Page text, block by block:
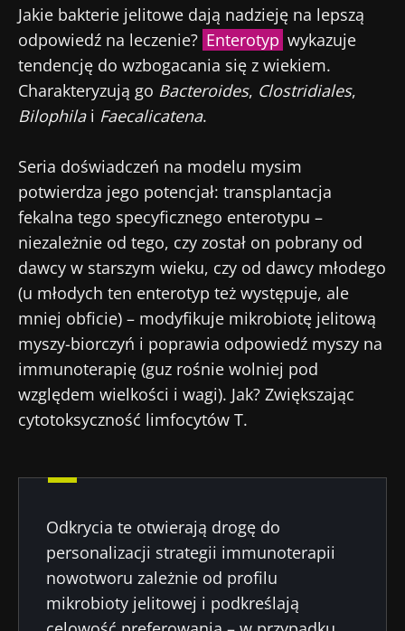
Jakie bakterie jelitowe dają nadzieję na lepszą
odpowiedź na leczenie? Enterotyp wykazuje
tendencję do wzbogacania się z wiekiem.
Charakteryzują go Bacteroides, Clostridiales,
Bilophilai Faecalicatena.
Seria doświadczeń na modelu mysim
potwierdza jego potencjał: transplantacja
fekalna tego specyficznego enterotypu –
niezależnie od tego, czy został on pobrany od
dawcy w starszym wieku, czy od dawcy młodego
(u młodych ten enterotyp też występuje, ale
mniej obficie) – modyfikuje mikrobiotę jelitową
myszy-biorczyń i poprawia odpowiedź myszy na
immunoterapię (guz rośnie wolniej pod
względem wielkości i wagi). Jak? Zwiększając
cytotoksyczność limfocytów T.
Odkrycia te otwierają drogę do
personalizacji strategii immunoterapii
nowotworu zależnie od profilu
mikrobioty jelitowej i podkreślają
Przekierowanie
Zamierzasz przekierować i opuszczać naszą
stronę internetową
Zostać przekierowany
Pobyt na stronie internetowej Instytutu
Microbiota BioCodex
Bądź na bieżąco
Dołącz do społeczności mikrobioty dla
pracowników ochrony zdrowia i odbieraj
„Microbiota Digest” i „Magazyn dla
bieżąco z najnowszymi informacjami o
mikrobiocie.
Chcę zaprenumerować inne wiadomości z
Biocodexu
Zapoznałem się i akceptujęogólne warunki
korzystania ipolityka ochrony danych
* Pole obowiązkowe
BMI 20-35
mikrobiocie.
Chcę zaprenumerować inne wiadomości z
Biocodexu
Zapoznałem się i akceptujęogólne warunki
korzystaniaipolityka ochrony danych
osobowychBiocodex Microbiota Institute.
* Pole obowiązkowe
BMI 20-35
Więcej informacji
23/07/2026
Wpływ
mikrobioty na
16/07/2026
Wewnętrzna
mikrobiota raka